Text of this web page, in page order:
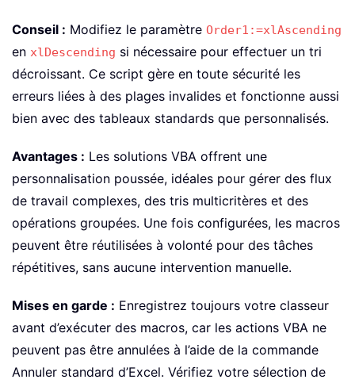
Conseil : Modifiez le paramètre Order1:=xlAscending
en xlDescending si nécessaire pour effectuer un tri
décroissant. Ce script gère en toute sécurité les
erreurs liées à des plages invalides et fonctionne aussi
bien avec des tableaux standards que personnalisés.
Avantages : Les solutions VBA offrent une
personnalisation poussée, idéales pour gérer des flux
de travail complexes, des tris multicritères et des
opérations groupées. Une fois configurées, les macros
peuvent être réutilisées à volonté pour des tâches
répétitives, sans aucune intervention manuelle.
Mises en garde : Enregistrez toujours votre classeur
avant d’exécuter des macros, car les actions VBA ne
peuvent pas être annulées à l’aide de la commande
Annuler standard d’Excel. Vérifiez votre sélection de